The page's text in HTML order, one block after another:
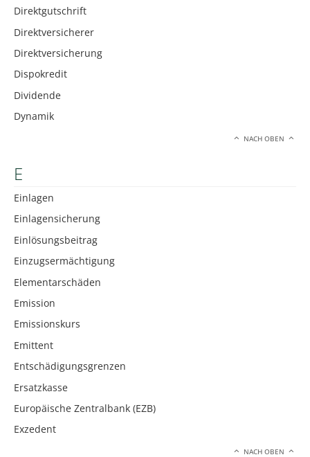
Direktgutschrift
Direktversicherer
Direktversicherung
Dispokredit
Dividende
Dynamik
NACH OBEN
E
Einlagen
Einlagensicherung
Einlösungsbeitrag
Einzugsermächtigung
Elementarschäden
Emission
Emissionskurs
Emittent
Entschädigungsgrenzen
Ersatzkasse
Europäische Zentralbank (EZB)
Exzedent
NACH OBEN